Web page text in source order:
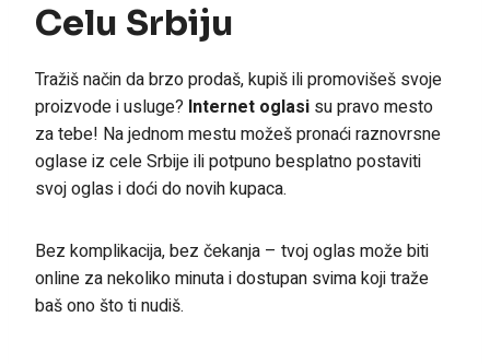
Celu Srbiju
Tražiš način da brzo prodaš, kupiš ili promovišeš svoje
proizvode i usluge? Internet oglasi su pravo mesto
za tebe! Na jednom mestu možeš pronaći raznovrsne
oglase iz cele Srbije ili potpuno besplatno postaviti
svoj oglas i doći do novih kupaca.
Bez komplikacija, bez čekanja – tvoj oglas može biti
online za nekoliko minuta i dostupan svima koji traže
baš ono što ti nudiš.